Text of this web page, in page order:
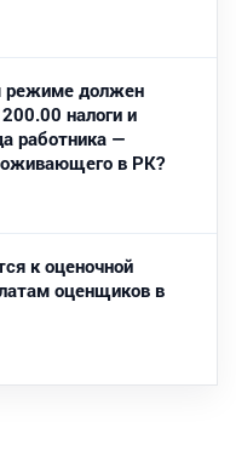
режиме должен
налоги и
работника —
в РК?
к оценочной
оценщиков в